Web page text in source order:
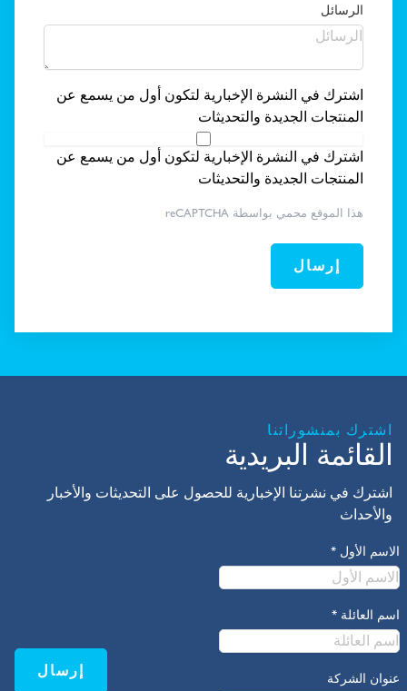
الرسائل
اشترك في النشرة الإخبارية لتكون أول من يسمع عن
المنتجات الجديدة والتحديثات
اشترك في النشرة الإخبارية لتكون أول من يسمع عن
المنتجات الجديدة والتحديثات
هذا الموقع محمي بواسطة reCAPTCHA
إرسال
اشترك بمنشوراتنا
القائمة البريدية
اشترك في نشرتنا الإخبارية للحصول على التحديثات والأخبار
والأحداث
الاسم الأول *
اسم العائلة *
عنوان الشركة إرسال